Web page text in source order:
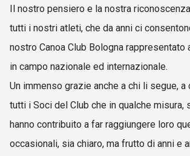
Il nostro pensiero e la nostra
tutti i nostri atleti, che da anni ci
nostro Canoa Club Bologna
in campo nazionale ed internazionale.
Un immenso grazie anche a chi li segue, a
tutti i Soci del Club che in qualche misura,
hanno contribuito a far raggiungere loro
occasionali, sia chiaro, ma frutto di anni e